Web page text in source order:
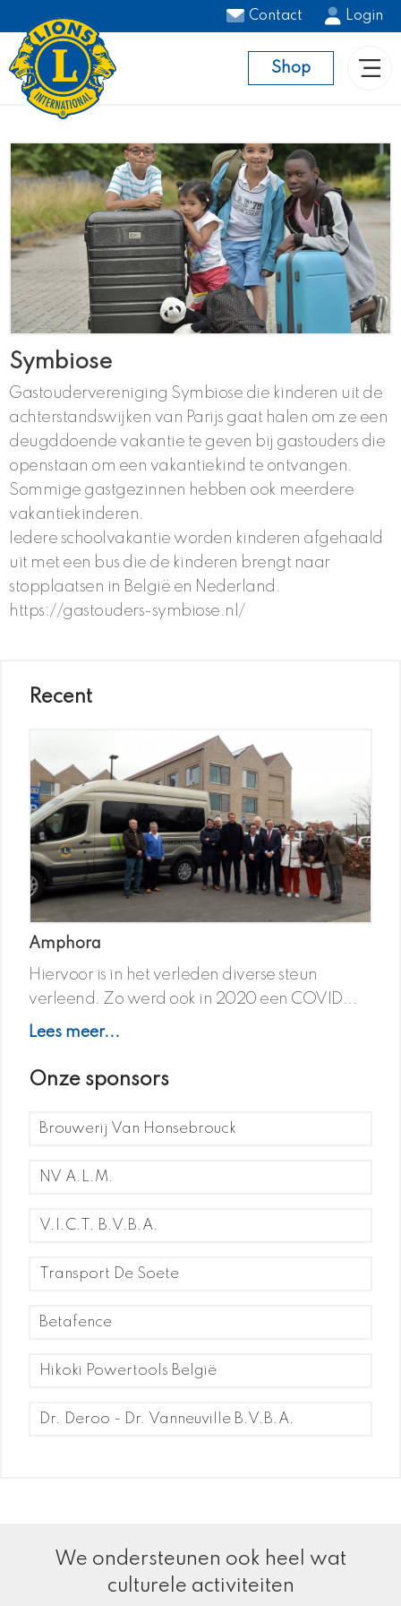
Contact Login
Shop
Recent
Amphora
Hiervoor is in het verleden diverse steun
verleend. Zo werd ook in 2020 een COVID...
Lees meer...
Onze sponsors
Brouwerij Van Honsebrouck
NV A.L.M.
V.I.C.T. B.V.B.A.
Transport De Soete
Betafence
Hikoki Powertools België
Dr. Deroo - Dr. Vanneuville B.V.B.A.
Symbiose
Gastoudervereniging Symbiose die kinderen uit de
achterstandswijken van Parijs gaat halen om ze een
deugddoende vakantie te geven bij gastouders die
openstaan om een vakantiekind te ontvangen.
Sommige gastgezinnen hebben ook meerdere
vakantiekinderen.
Iedere schoolvakantie worden kinderen afgehaald
uit met een bus die de kinderen brengt naar
stopplaatsen in België en Nederland.
https://gastouders-symbiose.nl/
We ondersteunen ook heel wat
culturele activiteiten
Wij zijn ook de peter club van de Leo's
Tielt
Lions Internationaal
We serve
Mivalti